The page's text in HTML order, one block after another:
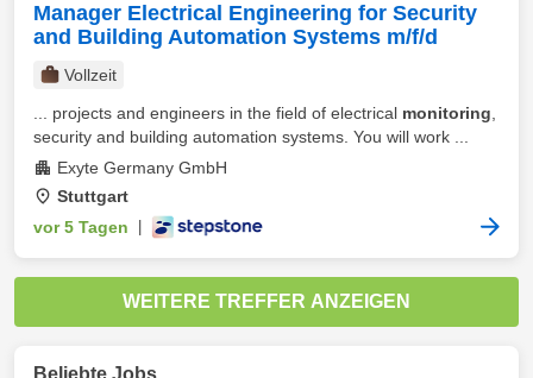
Manager Electrical Engineering for Security
and Building Automation Systems m/f/d
Vollzeit
... projects and engineers in the field of electrical monitoring
security and building automation systems. You will work ...
Exyte Germany GmbH
Stuttgart
vor 5 Tagen
WEITERE TREFFER ANZEIGEN
Beliebte Jobs